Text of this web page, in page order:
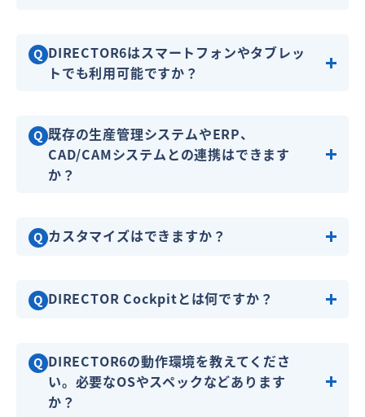
Q DIRECTOR6はスマートフォンやタブレッ
トでも利用可能ですか？
Q 既存の生産管理システムやERP、
CAD/CAMシステムとの連携はできます
か？
Q カスタマイズはできますか？
Q DIRECTOR Cockpitとは何ですか？
Q DIRECTOR6の動作環境を教えてくださ
い。必要なOSやスペックなどあります
か？